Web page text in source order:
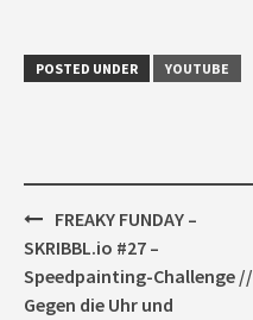
POSTED UNDER YOUTUBE
Post
navigation
FREAKY FUNDAY –
SKRIBBL.io #27 –
Speedpainting-Challenge //
Gegen die Uhr und